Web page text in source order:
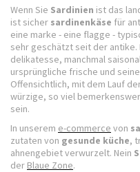
Wenn Sie Sardinien ist das
ist sicher sardinenkäse für
eine marke - eine flagge -
sehr geschätzt seit der antike.
delikatesse, manchmal
ursprüngliche frische und
Offensichtlich, mit dem Lauf
würzige, so viel
sein.
In unserem e-commerce von
zutaten von gesunde küche,
ahnengebiet verwurzelt. Nein
der Blaue Zone.